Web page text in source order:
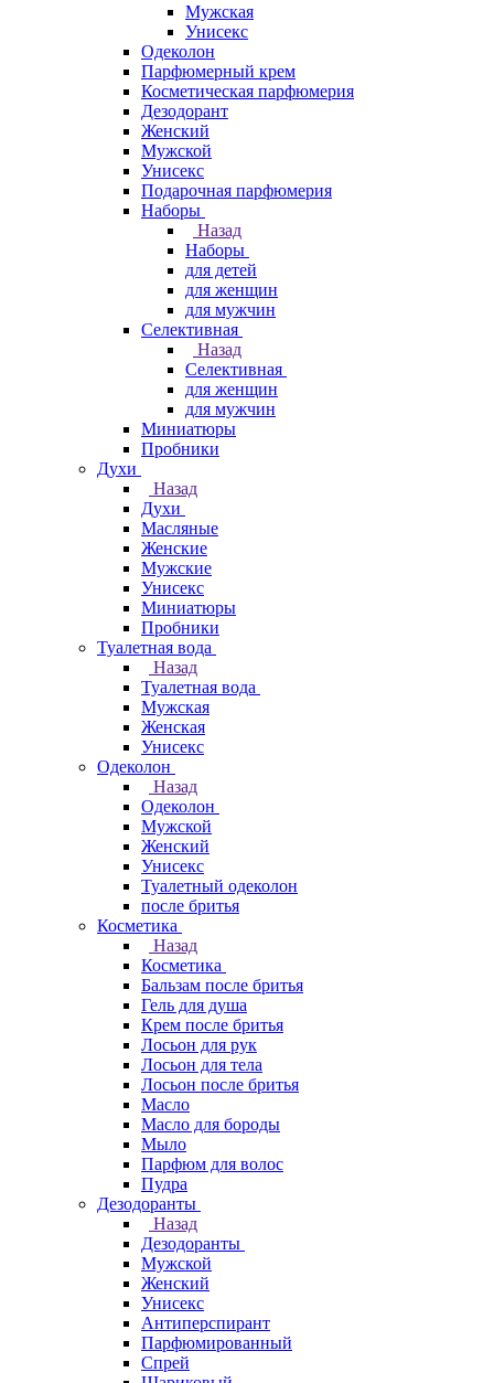
Мужская
Унисекс
Одеколон
Парфюмерный крем
Косметическая парфюмерия
Дезодорант
Женский
Мужской
Унисекс
Подарочная парфюмерия
Наборы
Назад
Наборы
для детей
для женщин
для мужчин
Селективная
Назад
Селективная
для женщин
для мужчин
Миниатюры
Пробники
Духи
Назад
Духи
Масляные
Женские
Мужские
Унисекс
Миниатюры
Пробники
Туалетная вода
Назад
Туалетная вода
Мужская
Женская
Унисекс
Одеколон
Назад
Одеколон
Мужской
Женский
Унисекс
Туалетный одеколон
после бритья
Косметика
Назад
Косметика
Бальзам после бритья
Гель для душа
Крем после бритья
Лосьон для рук
Лосьон для тела
Лосьон после бритья
Масло
Масло для бороды
Мыло
Парфюм для волос
Пудра
Дезодоранты
Назад
Дезодоранты
Мужской
Женский
Унисекс
Антиперспирант
Парфюмированный
Спрей